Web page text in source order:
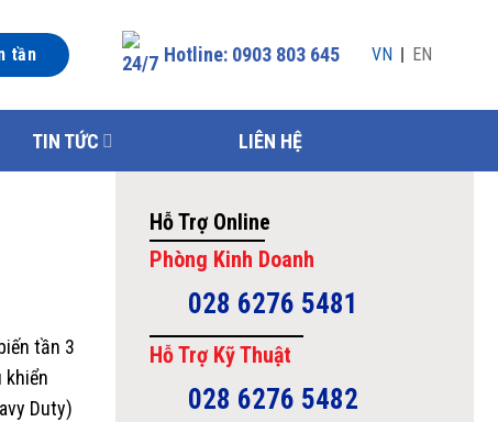
tần Hotline: 0903 803 645 EN
VN
TIN TỨC LIÊN HỆ
Hỗ Trợ Online
Phòng Kinh Doanh
028 6276 5481
Hỗ Trợ Kỹ Thuật
028 6276 5482
tần 3
khiển
Duty)